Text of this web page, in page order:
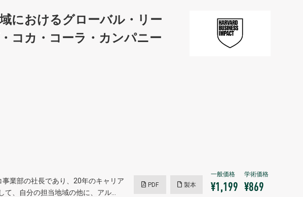
におけるグローバル・リー
コカ・コーラ・カンパニー
事業部の社長であり、20年のキャリア
、自分の担当地域の他に、アル…
PDF 製本 ¥1,199 ¥869